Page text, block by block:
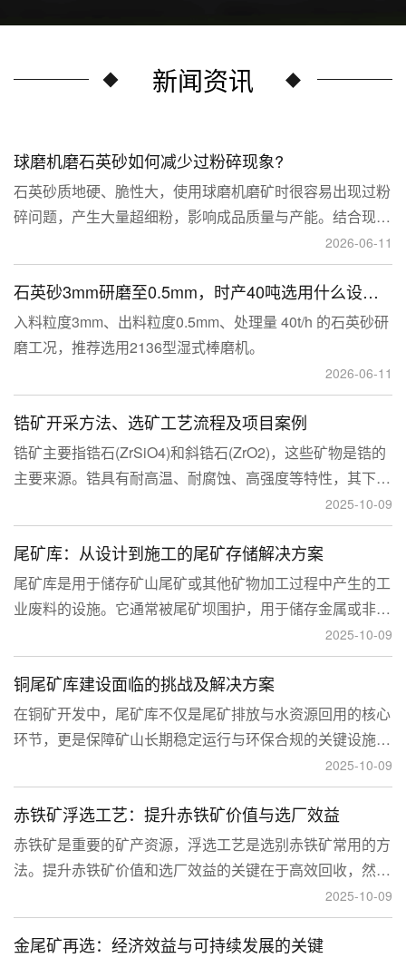
新闻资讯
球磨机磨石英砂如何减少过粉碎现象?
石英砂质地硬、脆性大，使用球磨机磨矿时很容易出现过粉
碎问题，产生大量超细粉，影响成品质量与产能。结合现场
生产经验，可通过工艺、研磨介质、运行参数、配套设备多
维度优化，改善该问题。
2026-06-11
石英砂3mm研磨至0.5mm，时产40吨选用什么设备？
入料粒度3mm、出料粒度0.5mm、处理量 40t/h 的石英砂研
磨工况，推荐选用2136型湿式棒磨机。
2026-06-11
锆矿开采方法、选矿工艺流程及项目案例
锆矿主要指锆石(ZrSiO4)和斜锆石(ZrO2)，这些矿物是锆的
主要来源。锆具有耐高温、耐腐蚀、高强度等特性，其下游
应用涉及核工业、陶瓷、耐火材料、铸造、电子和化工等多
个领域，尤其在高性能陶瓷和锆基合金中的需求不断增长。
2025-10-09
尾矿库：从设计到施工的尾矿存储解决方案
尾矿库是用于储存矿山尾矿或其他矿物加工过程中产生的工
业废料的设施。它通常被尾矿坝围护，用于储存金属或非金
属矿山的尾矿。尾矿库通常包括尾矿处理系统、排水系统和
回水系统。根据地形，尾矿库可分为山谷型、山坡型、平地
型和河流拦截型。
2025-10-09
铜尾矿库建设面临的挑战及解决方案
在铜矿开发中，尾矿库不仅是尾矿排放与水资源回用的核心
环节，更是保障矿山长期稳定运行与环保合规的关键设施。
然而，铜矿尾矿本身具有粒度细、水量大、化学活性强等特
性，使尾矿库在坝体稳定、防渗处理与排洪系统设计方面面
临更高技术挑战。
2025-10-09
赤铁矿浮选工艺：提升赤铁矿价值与选厂效益
赤铁矿是重要的矿产资源，浮选工艺是选别赤铁矿常用的方
法。提升赤铁矿价值和选厂效益的关键在于高效回收，然
而，赤铁矿往往存在嵌布粒度细、易泥化、存在高硅铝杂质
等特征。利用传统的浮选工艺进行处理会面临回收率低、精
矿品位不稳定、药剂成本高等问题。
2025-10-09
金尾矿再选：经济效益与可持续发展的关键